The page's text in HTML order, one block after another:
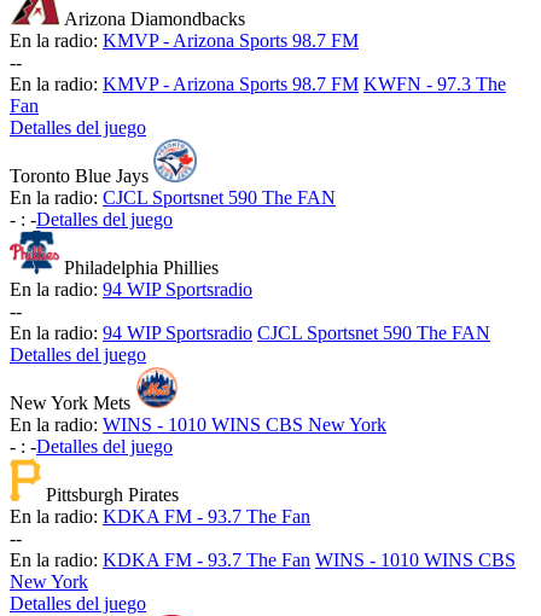
Arizona Diamondbacks
En la radio: KMVP - Arizona Sports 98.7 FM
--
En la radio: KMVP - Arizona Sports 98.7 FM KWFN - 97.3 The
Fan
Detalles del juego
Toronto Blue Jays
En la radio: CJCL Sportsnet 590 The FAN
- : -Detalles del juego
Philadelphia Phillies
En la radio: 94 WIP Sportsradio
--
En la radio: 94 WIP Sportsradio CJCL Sportsnet 590 The FAN
Detalles del juego
New York Mets
En la radio: WINS - 1010 WINS CBS New York
- : -Detalles del juego
Pittsburgh Pirates
En la radio: KDKA FM - 93.7 The Fan
--
En la radio: KDKA FM - 93.7 The Fan WINS - 1010 WINS CBS
New York
Detalles del juego